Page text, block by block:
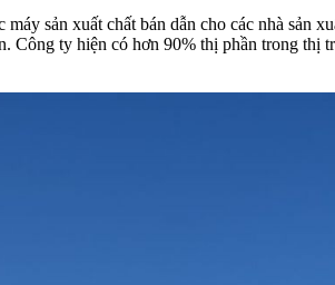
máy sản xuất chất bán dẫn cho các nhà
Công ty hiện có hơn 90% thị phần trong